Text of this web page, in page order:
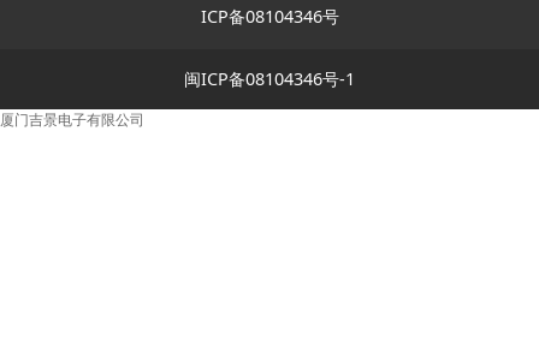
ICP备08104346号
闽ICP备08104346号-1
厦门吉景电子有限公司